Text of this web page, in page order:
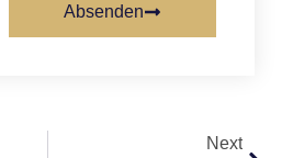
Absenden
Next